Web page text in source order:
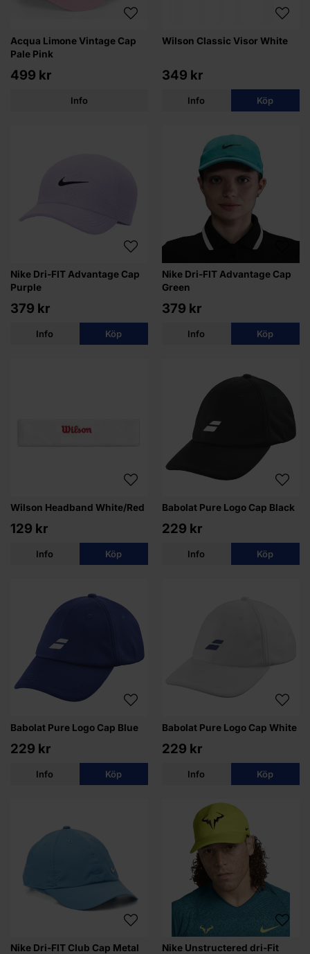
Acqua Limone Vintage Cap
Pale Pink
499 kr
Info
Wilson Classic Visor White
349 kr
Info Köp
Nike Dri-FIT Advantage Cap
Purple
379 kr
Info Köp
Nike Dri-FIT Advantage Cap
Green
379 kr
Info Köp
Wilson Headband White/Red
129 kr
Info Köp
Babolat Pure Logo Cap Black
229 kr
Info Köp
Babolat Pure Logo Cap Blue
229 kr
Info Köp
Babolat Pure Logo Cap White
229 kr
Info Köp
Nike Dri-FIT Club Cap Metal
Nike Unstructered dri-Fit